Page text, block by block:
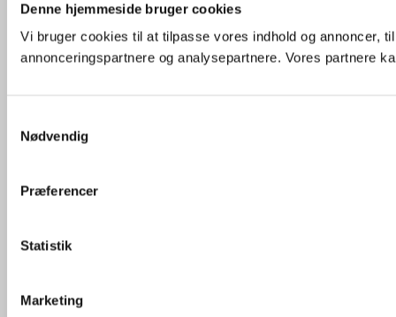
Denne hjemmeside bruger cookies
Vi bruger cookies til at tilpasse vores indhold og annoncer,
annonceringspartnere og analysepartnere. Vores partnere
Nødvendig
Præferencer
Statistik
Marketing